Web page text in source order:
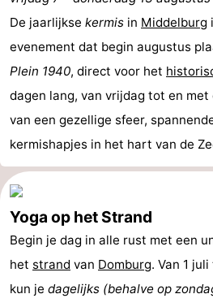
centra
Dorpen
&
Steden
Natuur
Rondleidingen
Sporten
-
Zwembaden
-
Fietsen
-
Wandelen
De jaarlijkse kermis in Middelburg
evenement dat begin augustus
Plein 1940, direct voor het
dagen lang, van vrijdag tot en
van een gezellige sfeer,
kermishapjes in het hart van de
Yoga op het Strand
Begin je dag in alle rust met een
het strand van Domburg. Van 1
kun je dagelijks (behalve op